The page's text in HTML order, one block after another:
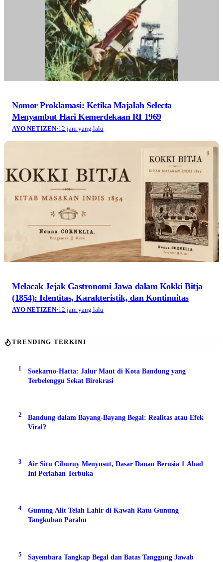
Nomor Proklamasi: Ketika Majalah Selecta
Menyambut Hari Kemerdekaan RI 1969
AYO NETIZEN·12 jam yang lalu
Melacak Jejak Gastronomi Jawa dalam Kokki Bitja
(1854): Identitas, Karakteristik, dan Kontinuitas
AYO NETIZEN·12 jam yang lalu
TRENDING TERKINI
1
Soekarno-Hatta: Jalur Maut di Kota Bandung yang
Terbelenggu Sekat Birokrasi
2
Bandung dalam Bayang-Bayang Begal: Realitas atau Efek
Viral?
3
Air Situ Ciburuy Menyusut, Dasar Danau Berusia 1 Abad
Ini Perlahan Terbuka
4
Gunung Alit Telah Lahir di Kawah Ratu Gunung
Tangkuban Parahu
5
Sayembara Tangkap Begal dan Batas Tanggung Jawab